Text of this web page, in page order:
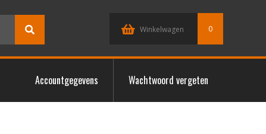
Winkelwagen 0
Accountgegevens Wachtwoord vergeten